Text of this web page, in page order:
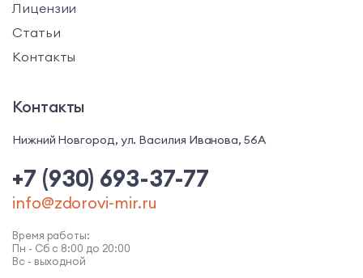
Лицензии
Статьи
Контакты
Контакты
Нижний Новгород, ул. Василия Иванова, 56А
+7 (930) 693-37-77
info@zdorovi-mir.ru
Время работы:
Пн - Сб с 8:00 до 20:00
Вс - выходной